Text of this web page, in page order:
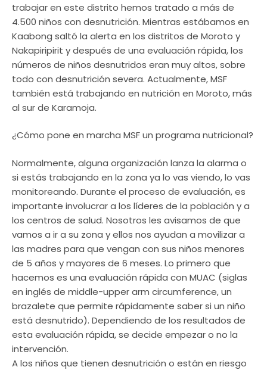
trabajar en este distrito hemos tratado a más de
4.500 niños con desnutrición. Mientras estábamos en
Kaabong saltó la alerta en los distritos de Moroto y
Nakapiripirit y después de una evaluación rápida, los
números de niños desnutridos eran muy altos, sobre
todo con desnutrición severa. Actualmente, MSF
también está trabajando en nutrición en Moroto, más
al sur de Karamoja.
¿Cómo pone en marcha MSF un programa nutricional?
Normalmente, alguna organización lanza la alarma o
si estás trabajando en la zona ya lo vas viendo, lo vas
monitoreando. Durante el proceso de evaluación, es
importante involucrar a los líderes de la población y a
los centros de salud. Nosotros les avisamos de que
vamos a ir a su zona y ellos nos ayudan a movilizar a
las madres para que vengan con sus niños menores
de 5 años y mayores de 6 meses. Lo primero que
hacemos es una evaluación rápida con MUAC (siglas
en inglés de middle-upper arm circumference, un
brazalete que permite rápidamente saber si un niño
está desnutrido). Dependiendo de los resultados de
esta evaluación rápida, se decide empezar o no la
intervención.
A los niños que tienen desnutrición o están en riesgo